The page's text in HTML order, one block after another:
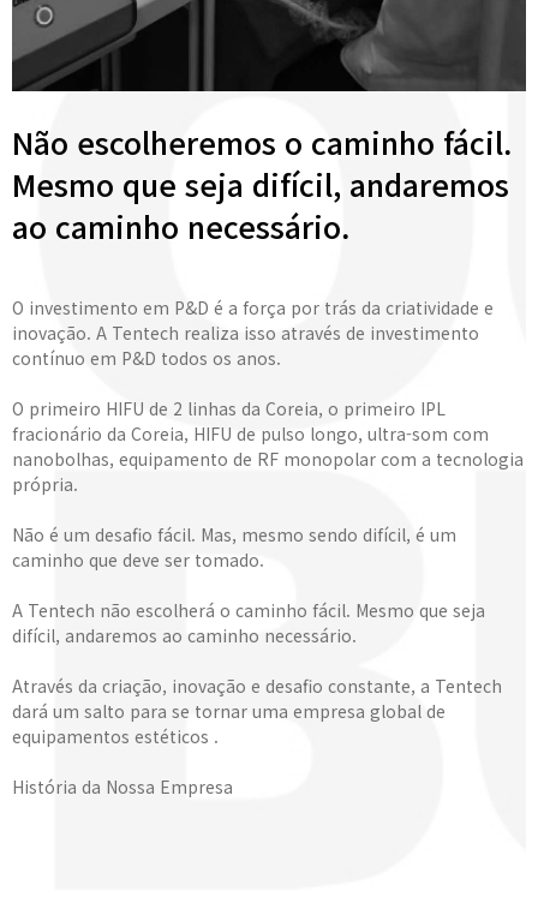
Não escolheremos o caminho fácil.
Mesmo que seja difícil, andaremos
ao caminho necessário.
O investimento em P&D é a força por trás da criatividade e
inovação. A Tentech realiza isso através de investimento
contínuo em P&D todos os anos.
O primeiro HIFU de 2 linhas da Coreia, o primeiro IPL
fracionário da Coreia, HIFU de pulso longo, ultra-som com
nanobolhas, equipamento de RF monopolar com a tecnologia
própria.
Não é um desafio fácil. Mas, mesmo sendo difícil, é um
caminho que deve ser tomado.
A Tentech não escolherá o caminho fácil. Mesmo que seja
difícil, andaremos ao caminho necessário.
Através da criação, inovação e desafio constante, a Tentech
dará um salto para se tornar uma empresa global de
equipamentos estéticos .
História da Nossa Empresa